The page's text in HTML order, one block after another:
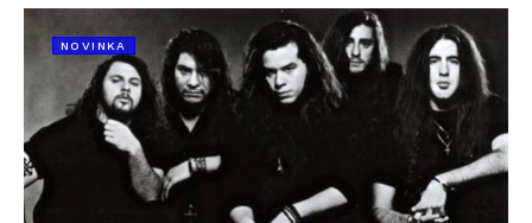
NOVINKA